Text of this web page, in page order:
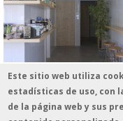
Fotografía: Ignasi Casas
Este sitio web utiliza
estadísticas de uso, con
de la página web y sus